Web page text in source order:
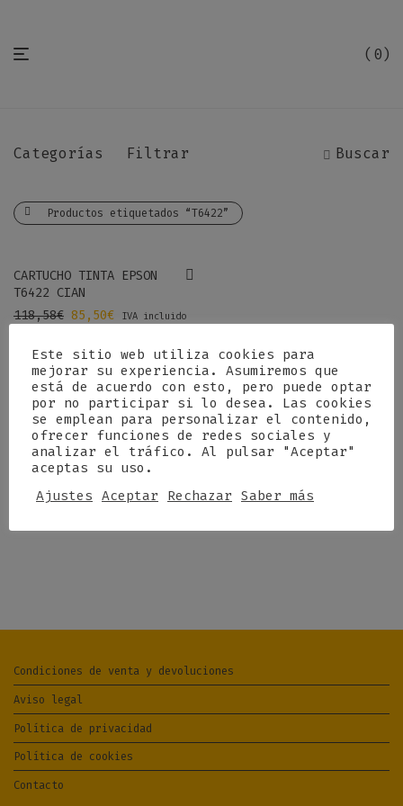
0
Categorías Filtrar Buscar
Productos etiquetados “T6422”
CARTUCHO TINTA EPSON
T6422 CIAN
118,58€ El precio original era: 118,58€.
85,50€El precio actual es: 85,50€.
IVA incluido
Condiciones de venta y devoluciones
Aviso legal
Política de privacidad
Política de cookies
Contacto
Este sitio web utiliza cookies para
mejorar su experiencia. Asumiremos que
está de acuerdo con esto, pero puede optar
por no participar si lo desea. Las cookies
se emplean para personalizar el contenido,
ofrecer funciones de redes sociales y
analizar el tráfico. Al pulsar "Aceptar"
aceptas su uso.
Ajustes
Aceptar Rechazar Saber más